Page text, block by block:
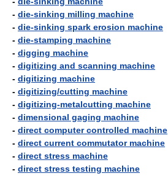
- die-sinking milling machine
- die-sinking spark erosion machine
- die-stamping machine
- digging machine
- digitizing and scanning machine
- digitizing machine
- digitizing/cutting machine
- digitizing-metalcutting machine
- dimensional gaging machine
- direct computer controlled machine
- direct current commutator machine
- direct stress machine
- direct stress testing machine